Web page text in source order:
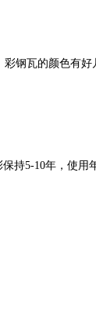
钢瓦的颜色有
持5-10年，使用年